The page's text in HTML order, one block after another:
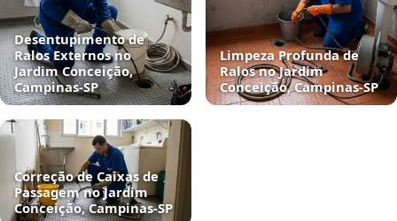
Desentupimento de
Ralos Externos no
Jardim Conceição,
Campinas‑SP
Limpeza Profunda de
Ralos no Jardim
Conceição, Campinas‑SP
Correção de Caixas de
Passagem no Jardim
Conceição, Campinas‑SP